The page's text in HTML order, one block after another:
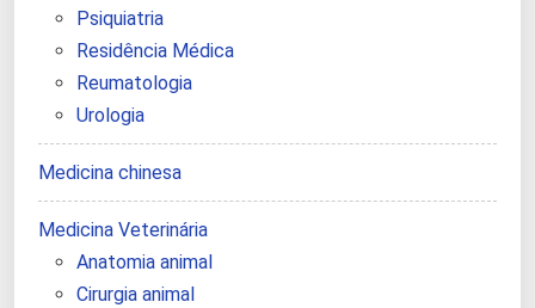
Psiquiatria
Residência Médica
Reumatologia
Urologia
Medicina chinesa
Medicina Veterinária
Anatomia animal
Cirurgia animal